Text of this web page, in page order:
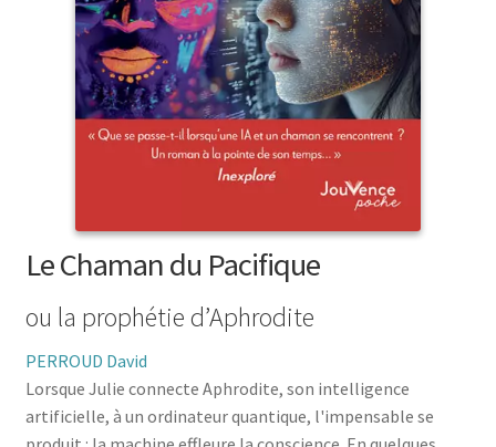
Médecine douces
Famille
Collections
Le Chaman du Pacifique
ou la prophétie d’Aphrodite
PERROUD David
Lorsque Julie connecte Aphrodite, son intelligence
artificielle, à un ordinateur quantique, l'impensable se